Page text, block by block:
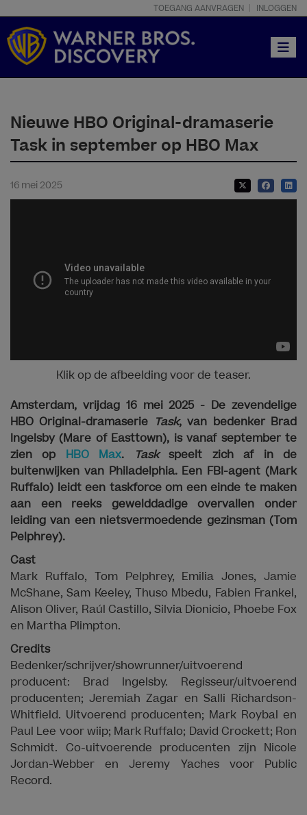
TOEGANG AANVRAGEN INLOGGEN
Nieuwe HBO Original-dramaserie
Task in september op HBO Max
16 mei 2025
Klik op de afbeelding voor de teaser.
Amsterdam, vrijdag 16 mei 2025 - De zevendelige
HBO Original-dramaserie Task, van bedenker Brad
Ingelsby (Mare of Easttown), is vanaf september te
zien op HBO Max. Taskspeelt zich af in de
buitenwijken van Philadelphia. Een FBI-agent (Mark
Ruffalo) leidt een taskforce om een ​​einde te maken
aan een reeks gewelddadige overvallen onder
leiding van een nietsvermoedende gezinsman (Tom
Pelphrey).
Cast
Mark Ruffalo, Tom Pelphrey, Emilia Jones, Jamie
McShane, Sam Keeley, Thuso Mbedu, Fabien Frankel,
Alison Oliver, Raúl Castillo, Silvia Dionicio, Phoebe Fox
en Martha Plimpton.
Credits
Bedenker/schrijver/showrunner/uitvoerend
producent: Brad Ingelsby. Regisseur/uitvoerend
producenten; Jeremiah Zagar en Salli Richardson-
Whitfield. Uitvoerend producenten; Mark Roybal en
Paul Lee voor wiip; Mark Ruffalo; David Crockett; Ron
Schmidt. Co-uitvoerende producenten zijn Nicole
Jordan-Webber en Jeremy Yaches voor Public
Record.